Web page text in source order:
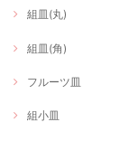
組皿(丸)
組皿(角)
フルーツ皿
組小皿